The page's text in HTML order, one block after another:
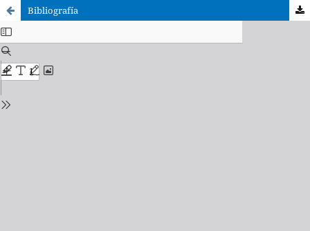
Bibliografía